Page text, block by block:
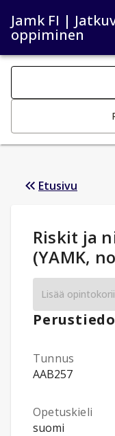
Jamk FI |
oppiminen
Haku
Etusivu
Riskit ja
(YAMK,
Lisää
Tunnus
AAB257
Opetuskieli
suomi